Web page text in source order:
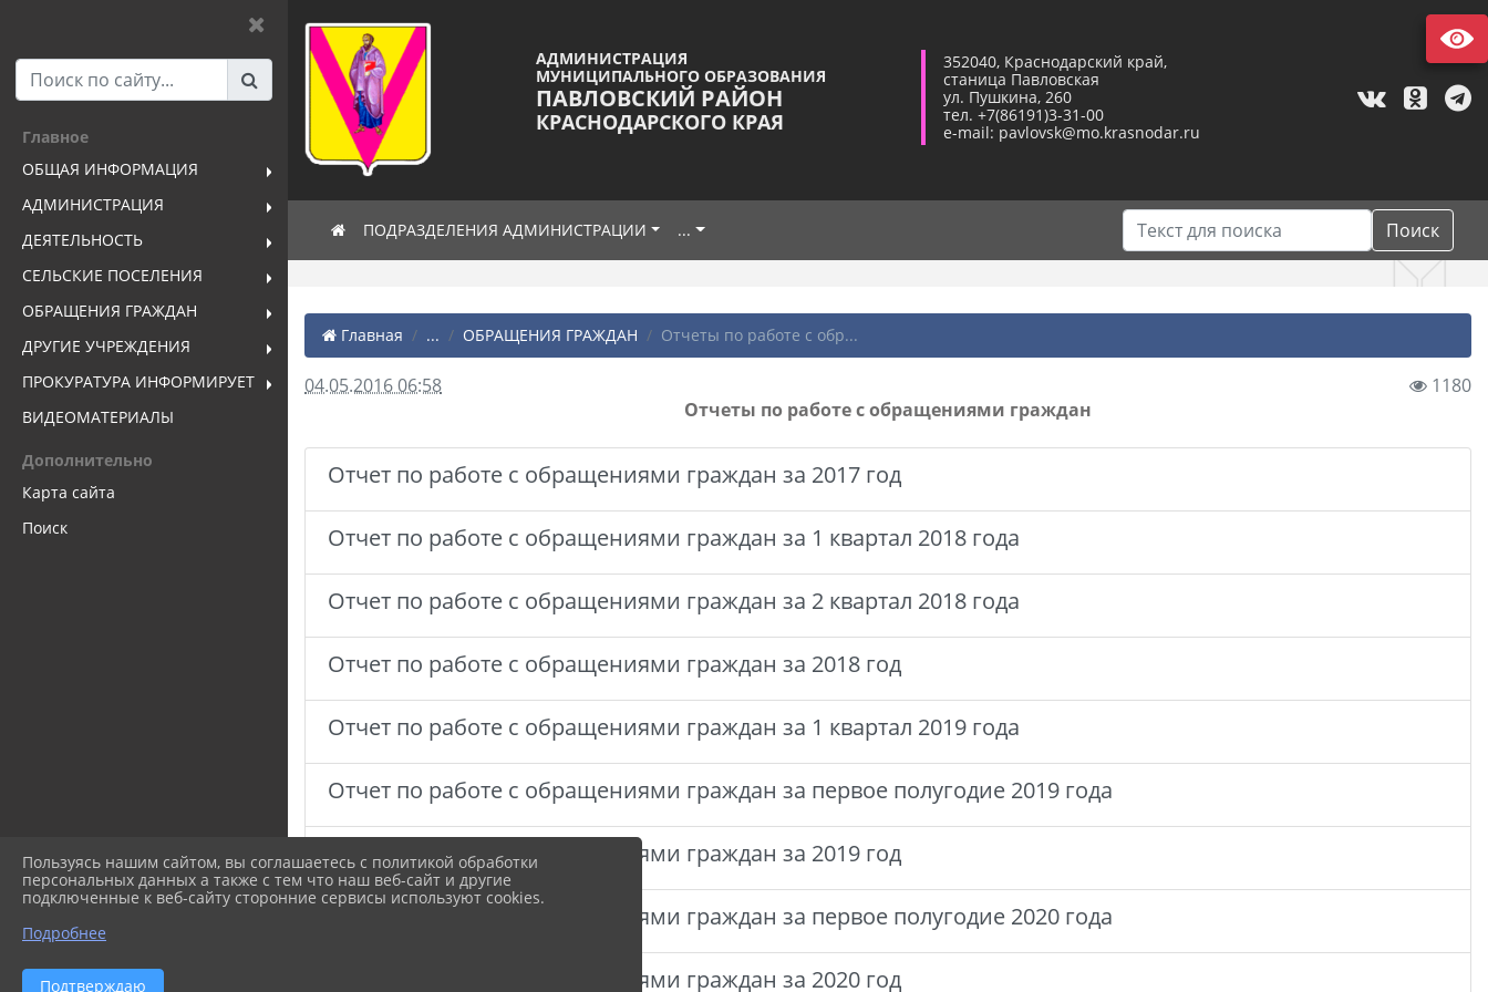
Главное
ОБЩАЯ ИНФОРМАЦИЯ
АДМИНИСТРАЦИЯ
ДЕЯТЕЛЬНОСТЬ
СЕЛЬСКИЕ ПОСЕЛЕНИЯ
ОБРАЩЕНИЯ ГРАЖДАН
ДРУГИЕ УЧРЕЖДЕНИЯ
ПРОКУРАТУРА ИНФОРМИРУЕТ
ВИДЕОМАТЕРИАЛЫ
Дополнительно
Карта сайта
Поиск
АДМИНИСТРАЦИЯ
МУНИЦИПАЛЬНОГО ОБРАЗОВАНИЯ
ПАВЛОВСКИЙ РАЙОН
КРАСНОДАРСКОГО КРАЯ
352040, Краснодарский край,
станица Павловская
ул. Пушкина, 260
тел. +7(86191)3-31-00
e-mail: pavlovsk@mo.krasnodar.ru
ПОДРАЗДЕЛЕНИЯ АДМИНИСТРАЦИИ ... Поиск
Главная ... ОБРАЩЕНИЯ ГРАЖДАН Отчеты по работе с обр...
04.05.2016 06:58
1180
Отчеты по работе с обращениями граждан
Отчет по работе с обращениями граждан за 2017 год
Отчет по работе с обращениями граждан за 1 квартал 2018 года
Отчет по работе с обращениями граждан за 2 квартал 2018 года
Отчет по работе с обращениями граждан за 2018 год
Отчет по работе с обращениями граждан за 1 квартал 2019 года
Отчет по работе с обращениями граждан за первое полугодие 2019 года
Отчет по работе с обращениями граждан за 2019 год
Отчет по работе с обращениями граждан за первое полугодие 2020 года
Отчет по работе с обращениями граждан за 2020 год
Пользуясь нашим сайтом, вы соглашаетесь с политикой обработки
персональных данных а также с тем что наш веб-сайт и другие
подключенные к веб-сайту сторонние сервисы используют cookies.
Подробнее
Подтверждаю